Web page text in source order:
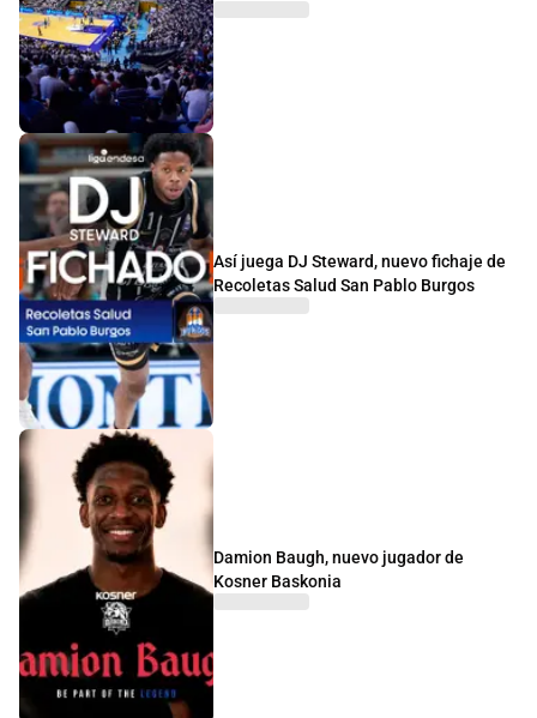
Así juega DJ Steward, nuevo fichaje de
Recoletas Salud San Pablo Burgos
Damion Baugh, nuevo jugador de
Kosner Baskonia